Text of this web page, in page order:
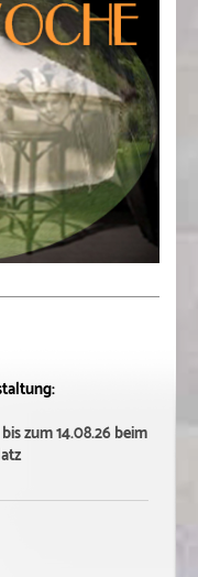
zum 14.08.26 beim